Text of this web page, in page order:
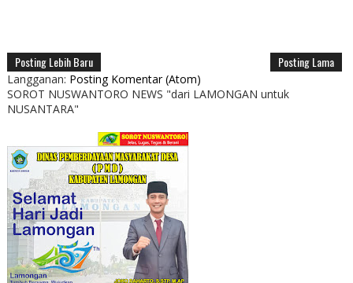
Posting Lebih Baru Posting Lama
Langganan: Posting Komentar (Atom)
SOROT NUSWANTORO NEWS "dari LAMONGAN untuk
NUSANTARA"